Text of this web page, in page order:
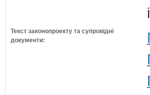
Текст законопроекту та супровідні
документи: